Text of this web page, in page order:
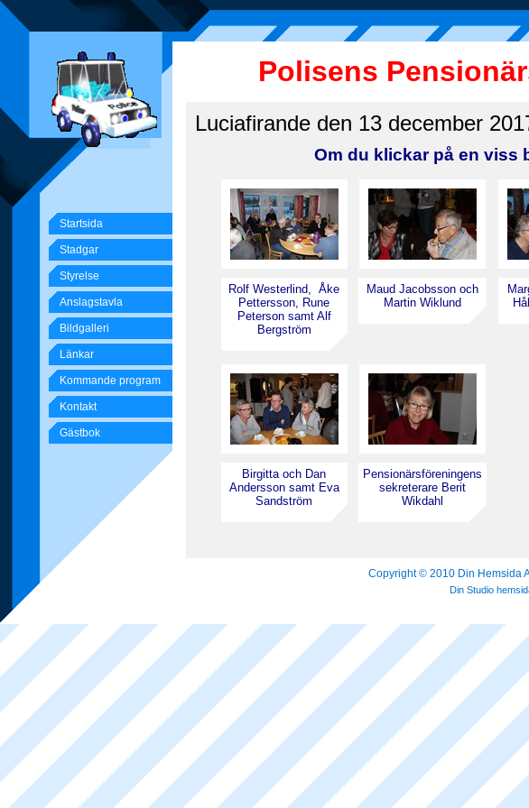
Startsida
Stadgar
Styrelse
Anslagstavla
Bildgalleri
Länkar
Kommande program
Kontakt
Gästbok
Polisens
Luciafirande den 13 december
Om du klickar på en viss
Rolf Westerlind, Åke
Pettersson, Rune
Peterson samt Alf
Bergström
Maud Jacobsson och
Martin Wiklund
Birgitta och Dan
Andersson samt Eva
Sandström
Pensionärsföreningens
sekreterare Berit
Wikdahl
Copyright © 2010 Din Hemsida
Din Studio